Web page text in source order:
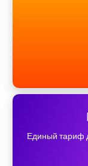
Единый тариф